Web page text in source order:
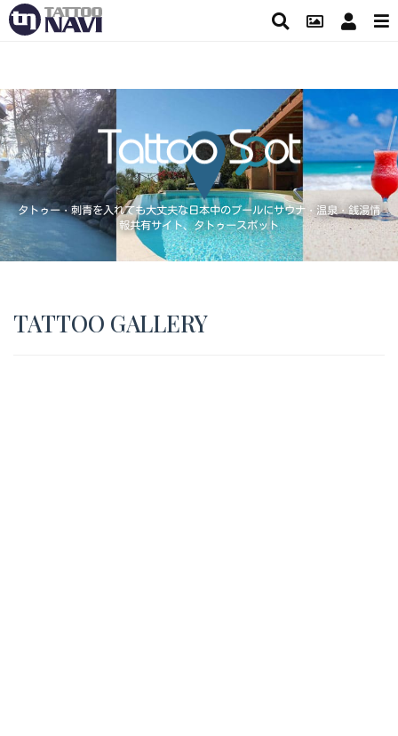
タトゥー・刺青を入れても大丈夫な日本中のプールにサウナ・温泉・銭湯情
報共有サイト、タトゥースポット
TATTOO GALLERY